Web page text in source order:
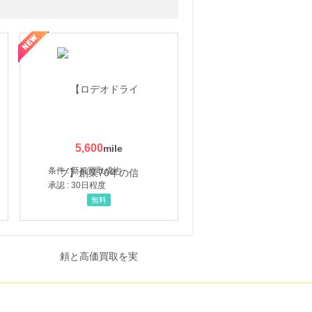
5,600
条件 : 新規買取成約
承認 : 30日程度
無料